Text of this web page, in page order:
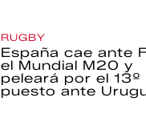
RUGBY
España cae ante
el Mundial M20 y
peleará por el 13º
puesto ante